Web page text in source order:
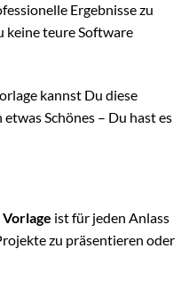
Ergebnisse zu
keine teure Software
kannst Du diese
Schönes – Du hast es
ist für jeden Anlass
zu präsentieren oder